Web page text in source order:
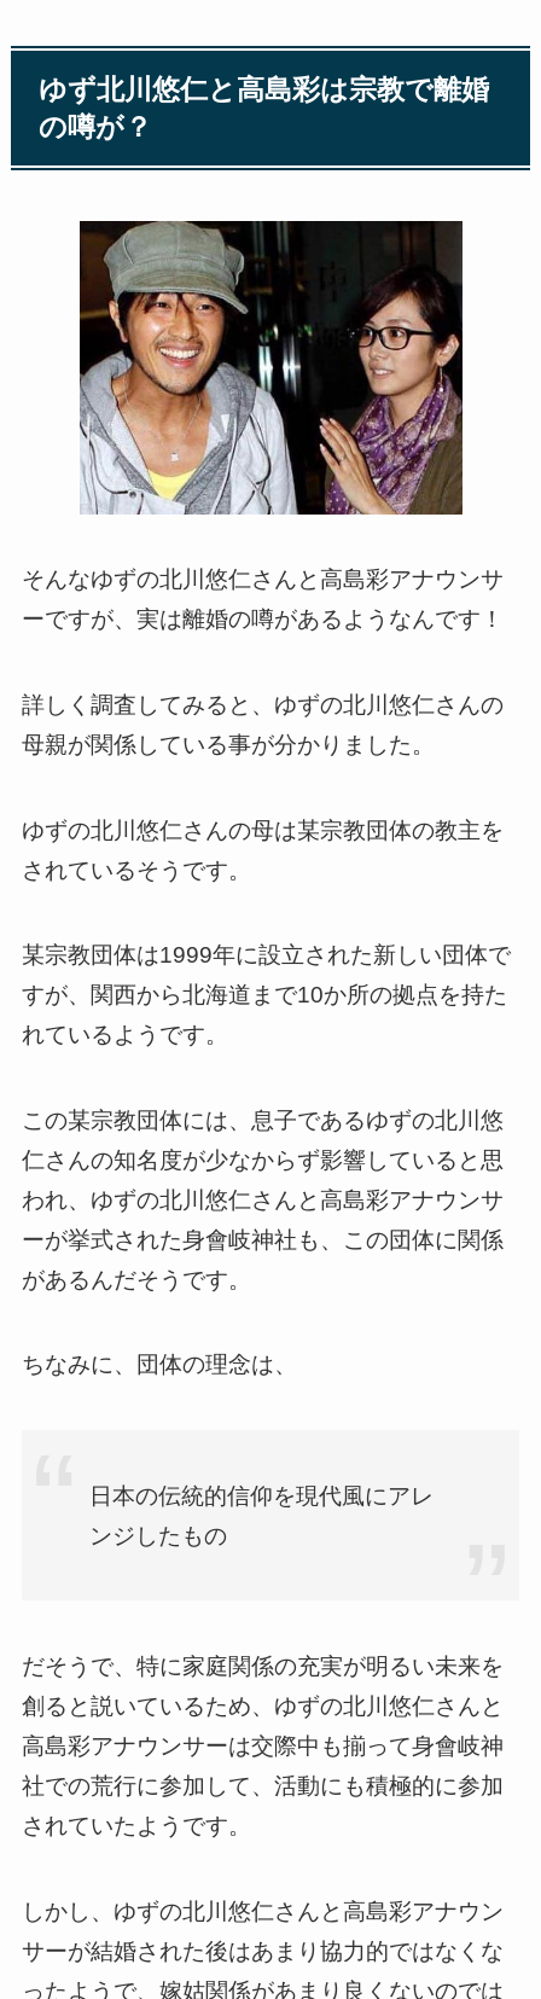
ゆず北川悠仁と高島彩は宗教で離婚
の噂が？
そんなゆずの北川悠仁さんと高島彩アナウンサ
ーですが、実は離婚の噂があるようなんです！
詳しく調査してみると、ゆずの北川悠仁さんの
母親が関係している事が分かりました。
ゆずの北川悠仁さんの母は某宗教団体の教主を
されているそうです。
某宗教団体は1999年に設立された新しい団体で
すが、関西から北海道まで10か所の拠点を持た
れているようです。
この某宗教団体には、息子であるゆずの北川悠
仁さんの知名度が少なからず影響していると思
われ、ゆずの北川悠仁さんと高島彩アナウンサ
ーが挙式された身會岐神社も、この団体に関係
があるんだそうです。
ちなみに、団体の理念は、
日本の伝統的信仰を現代風にアレ
ンジしたもの
だそうで、特に家庭関係の充実が明るい未来を
創ると説いているため、ゆずの北川悠仁さんと
高島彩アナウンサーは交際中も揃って身會岐神
社での荒行に参加して、活動にも積極的に参加
されていたようです。
しかし、ゆずの北川悠仁さんと高島彩アナウン
サーが結婚された後はあまり協力的ではなくな
ったようで、嫁姑関係があまり良くないのでは